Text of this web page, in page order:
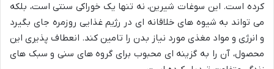
کرده است. این سوغات شیرین، نه تنها یک خوراکی سنتی است، بلکه
می تواند به شیوه های خلاقانه ای در رژیم غذایی روزمره جای بگیرد
و انرژی و مواد مغذی مورد نیاز بدن را تامین کند. انعطاف پذیری این
محصول، آن را به گزینه ای محبوب برای گروه های سنی و سبک های